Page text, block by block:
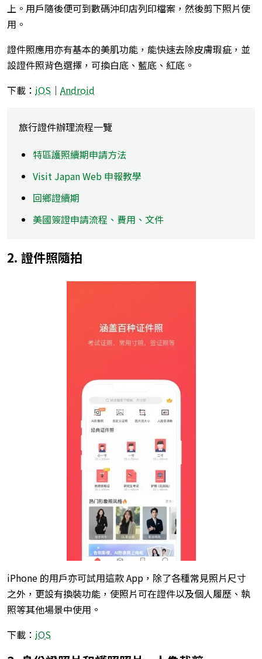
上。用戶隨後便可到數碼沖印店列印檔案，然後剪下照片使
用。
證件照應用亦有基本的美肌功能，能快速去除皮膚瑕疵，並
設證件照背色選擇，可換白底、藍底、紅底。
下載： iOS ｜ Android
旅行證件辦理流程一覽
特區護照續期申請方法
Visit Japan Web 申報教學
回鄉證續期
美國簽證​申請流程、費用、文件
2. 證件照隨拍
iPhone 的用戶亦可試用這款 App，除了各種常見照片尺寸
之外，更設有換裝功能，使照片可在證件以及個人履歷、執
照等其他場景中使用。
下載： iOS